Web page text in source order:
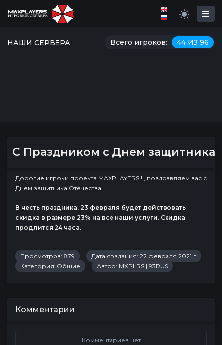
Всего игроков: 44 ИЗ 96
НАШИ СЕРВЕРА
С Праздником с Днем защитника
Дорогие игроки проекта MAXPLAYERS!!!, поздравляем вас с
Днем защитника Отечества.
В честь праздника, 23 февраля будет действовать
скидка в размере 23% на все наши услуги. Скидка
продлится 24 часа.
Просмотров: 879
Дата создания: 22 февраля 2021 г
Категория: Общие Автор: MXPLRS | 93RUS
Комментарии
Комментариев нет